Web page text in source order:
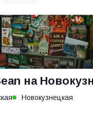
на
Новокузнецкая